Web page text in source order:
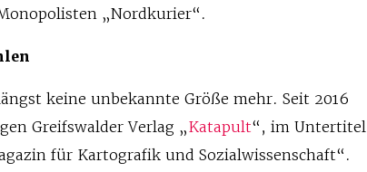
„Nordkurier“.
keine unbekannte Größe mehr. Seit 2016
Greifswalder Verlag „Katapult“, im Untertitel
für Kartografik und Sozialwissenschaft“.